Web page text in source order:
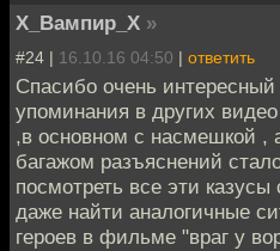
Х_Вампир_Х »
#24 | 16.10.16 04:50 | ответить
Спасибо очень
упоминания в других
,в основном с насмешкой ,
багажом разъяснений
посмотреть все эти
даже найти аналогичные
героев в фильме "враг у